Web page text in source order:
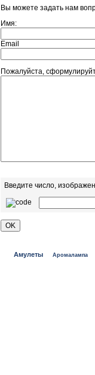
Вы можете задать нам
Имя:
Email
Пожалуйста,
Введите число,
Амулеты Аромалампа